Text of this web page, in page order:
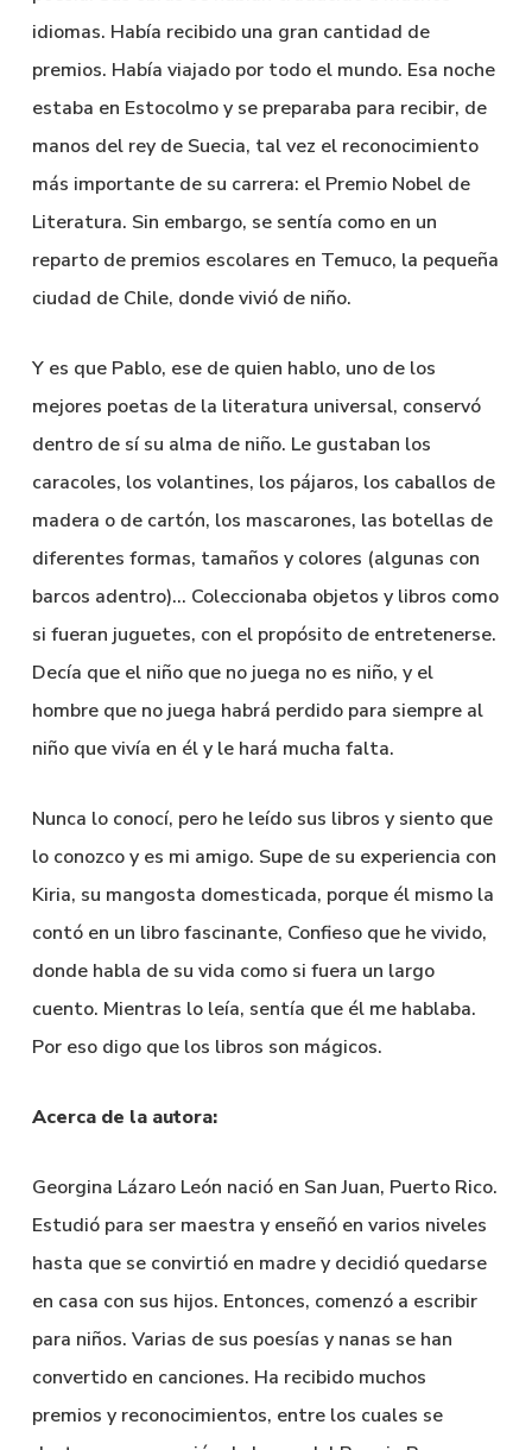
idiomas. Había recibido una gran cantidad de
premios. Había viajado por todo el mundo. Esa noche
estaba en Estocolmo y se preparaba para recibir, de
manos del rey de Suecia, tal vez el reconocimiento
más importante de su carrera: el Premio Nobel de
Literatura. Sin embargo, se sentía como en un
reparto de premios escolares en Temuco, la pequeña
ciudad de Chile, donde vivió de niño.
Y es que Pablo, ese de quien hablo, uno de los
mejores poetas de la literatura universal, conservó
dentro de sí su alma de niño. Le gustaban los
caracoles, los volantines, los pájaros, los caballos de
madera o de cartón, los mascarones, las botellas de
diferentes formas, tamaños y colores (algunas con
barcos adentro)… Coleccionaba objetos y libros como
si fueran juguetes, con el propósito de entretenerse.
Decía que el niño que no juega no es niño, y el
hombre que no juega habrá perdido para siempre al
niño que vivía en él y le hará mucha falta.
Nunca lo conocí, pero he leído sus libros y siento que
lo conozco y es mi amigo. Supe de su experiencia con
Kiria, su mangosta domesticada, porque él mismo la
contó en un libro fascinante, Confieso que he vivido,
donde habla de su vida como si fuera un largo
cuento. Mientras lo leía, sentía que él me hablaba.
Por eso digo que los libros son mágicos.
Acerca de la autora:
Georgina Lázaro León nació en San Juan, Puerto Rico.
Estudió para ser maestra y enseñó en varios niveles
hasta que se convirtió en madre y decidió quedarse
en casa con sus hijos. Entonces, comenzó a escribir
para niños. Varias de sus poesías y nanas se han
convertido en canciones. Ha recibido muchos
premios y reconocimientos, entre los cuales se